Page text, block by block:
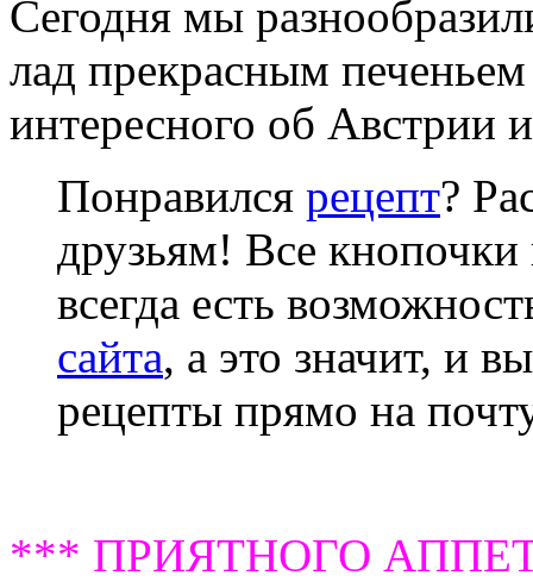
Сегодня мы
лад прекрасным
интересного об Австрии
Понравился рецепт?
друзьям! Все кнопочки
всегда есть
сайта, а это значит, и
рецепты прямо на
*** ПРИЯТНОГО